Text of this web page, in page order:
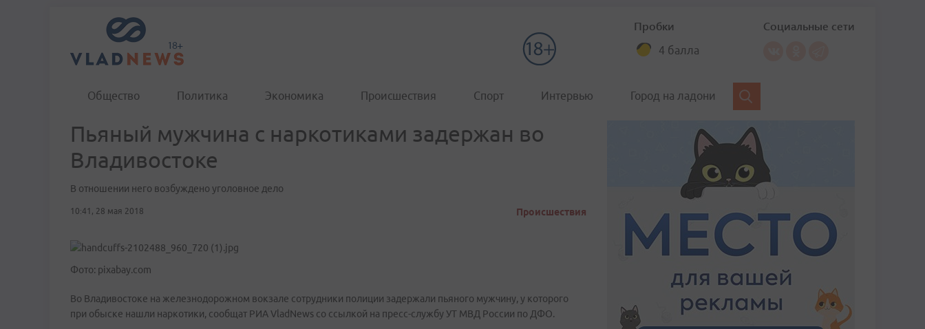
Пробки
4 балла
Социальные сети
Общество Политика Экономика Происшествия Спорт Интервью Город на ладони
Пьяный мужчина с наркотиками задержан во
Владивостоке
В отношении него возбуждено уголовное дело
10:41, 28 мая 2018 Происшествия
Фото: pixabay.com
Во Владивостоке на железнодорожном вокзале сотрудники полиции задержали пьяного мужчину, у которого
при обыске нашли наркотики, сообщат РИА VladNews со ссылкой на пресс-службу УТ МВД России по ДФО.